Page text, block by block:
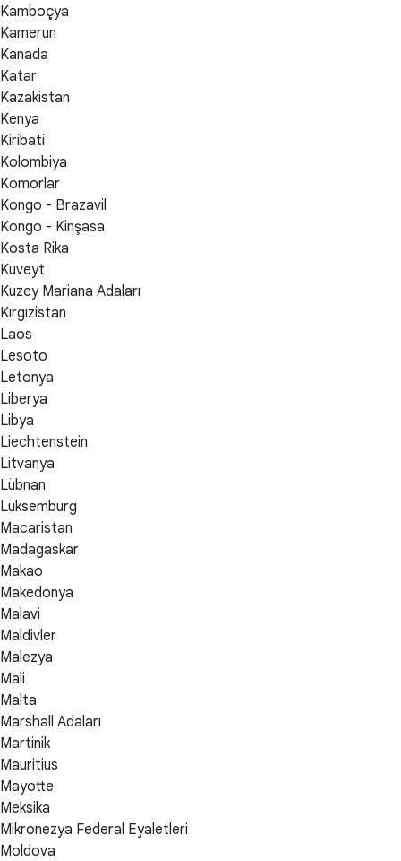
Kamboçya
Kamerun
Kanada
Katar
Kazakistan
Kenya
Kiribati
Kolombiya
Komorlar
Kongo - Brazavil
Kongo - Kinşasa
Kosta Rika
Kuveyt
Kuzey Mariana Adaları
Kırgızistan
Laos
Lesoto
Letonya
Liberya
Libya
Liechtenstein
Litvanya
Lübnan
Lüksemburg
Macaristan
Madagaskar
Makao
Makedonya
Malavi
Maldivler
Malezya
Mali
Malta
Marshall Adaları
Martinik
Mauritius
Mayotte
Meksika
Mikronezya Federal Eyaletleri
Moldova